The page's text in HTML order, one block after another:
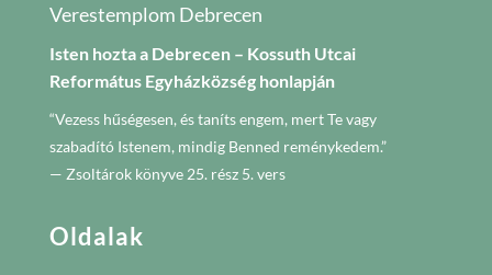
Verestemplom Debrecen
Isten hozta a Debrecen – Kossuth Utcai
Református Egyházközség honlapján
“Vezess hűségesen, és taníts engem, mert Te vagy
szabadító Istenem, mindig Benned reménykedem.”
— Zsoltárok könyve 25. rész 5. vers
Oldalak